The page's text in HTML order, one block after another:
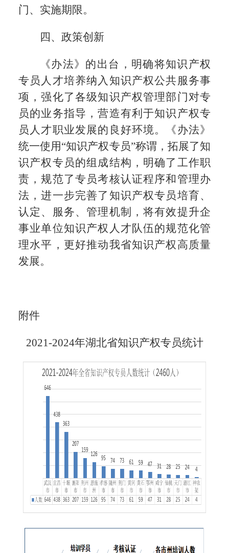
门、实施期限。
四、政策创新
《办法》的出台，明确将知识产权
专员人才培养纳入知识产权公共服务事
项，强化了各级知识产权管理部门对专
员的业务指导，营造有利于知识产权专
员人才职业发展的良好环境。《办法》
统一使用“知识产权专员”称谓，拓展了知
识产权专员的组成结构，明确了工作职
责，规范了专员考核认证程序和管理办
法，进一步完善了知识产权专员培育、
认定、服务、管理机制，将有效提升企
事业单位知识产权人才队伍的规范化管
理水平，更好推动我省知识产权高质量
发展。
附件
2021-2024年湖北省知识产权专员统计